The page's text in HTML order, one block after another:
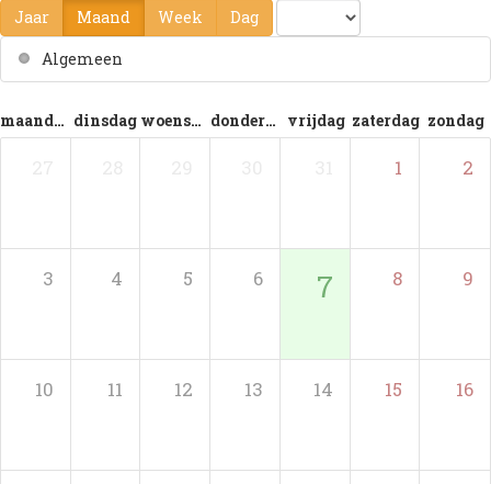
Jaar Maand Week
Dag
Algemeen
maandag dinsdag woensdag donderdag vrijdag zaterdag zondag
1 2
3 4 5 6 7 8 9
10 11 12 13 14 15 16